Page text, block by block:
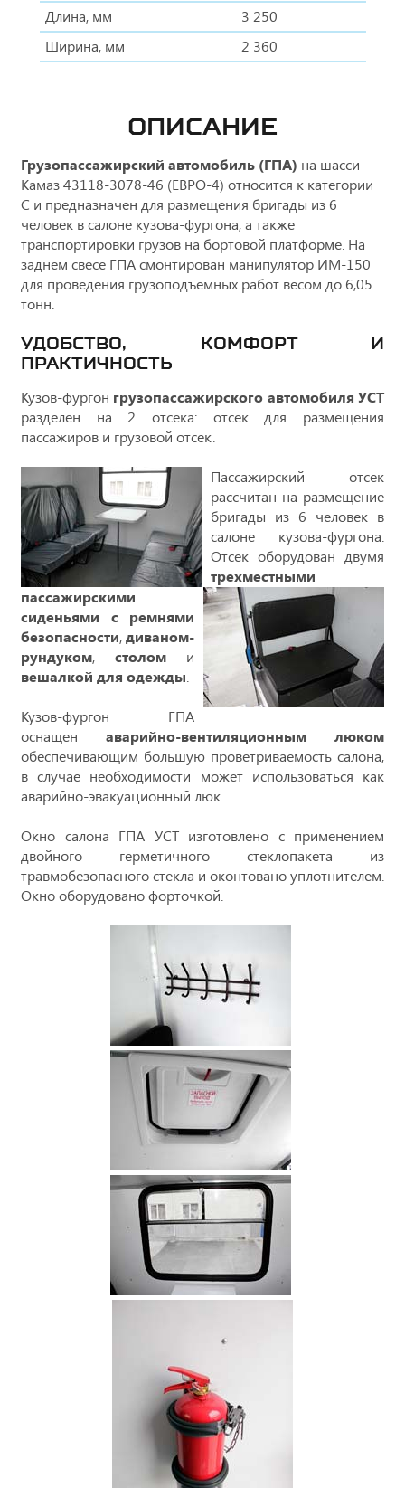
Длина, мм
3 250
Ширина, мм
2 360
ОПИСАНИЕ
Грузопассажирский автомобиль (ГПА) на шасси
Камаз 43118-3078-46 (ЕВРО-4) относится к категории
С и предназначен для размещения бригады из 6
человек в салоне кузова-фургона, а также
транспортировки грузов на бортовой платформе. На
заднем свесе ГПА смонтирован манипулятор ИМ-150
для проведения грузоподъемных работ весом до 6,05
тонн.
УДОБСТВО, КОМФОРТ И
ПРАКТИЧНОСТЬ
Кузов-фургон грузопассажирского автомобиля УСТ
разделен на 2 отсека: отсек для размещения
пассажиров и грузовой отсек.
Пассажирский отсек
рассчитан на размещение
бригады из 6 человек в
салоне кузова-фургона.
Отсек оборудован двумя
трехместными
пассажирскими
сиденьями с ремнями
безопасности,диваном-
рундуком, столом и
вешалкой для одежды
Кузов-фургон ГПА
оснащен аварийно-вентиляционным люком
обеспечивающим большую проветриваемость салона,
в случае необходимости может использоваться как
аварийно-эвакуационный люк.
Окно салона ГПА УСТ изготовлено с применением
двойного герметичного стеклопакета из
травмобезопасного стекла и оконтовано уплотнителем.
Окно оборудовано форточкой.